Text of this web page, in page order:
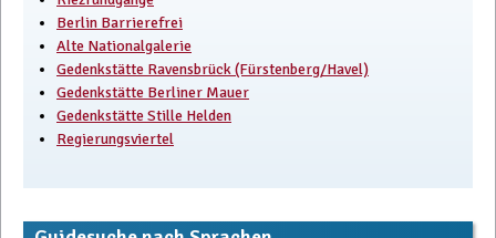
Berlin Barrierefrei
Alte Nationalgalerie
Gedenkstätte Ravensbrück (Fürstenberg/Havel)
Gedenkstätte Berliner Mauer
Gedenkstätte Stille Helden
Regierungsviertel